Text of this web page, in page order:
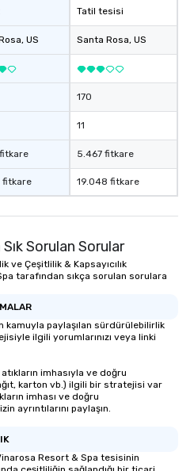
, US
fitkare
Tatil tesisi
Santa Rosa, US
170
11
5.467 fitkare
19.048 fitkare
Sorulan Sorular
ve Çeşitlilik & Kapsayıcılık
tarafından sıkça sorulan sorulara
paylaşılan sürdürülebilirlik
ilgili yorumlarınızı veya linki
imhasıyla ve doğru
karton vb.) ilgili bir stratejisi var
imhası ve doğru
ayrıntılarını paylaşın.
Resort & Spa tesisinin